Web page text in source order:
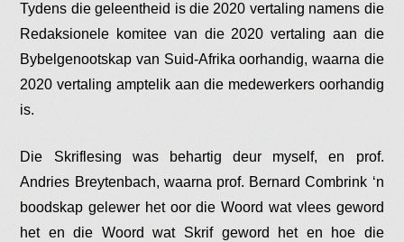
Tydens die geleentheid is die 2020 vertaling namens die
Redaksionele komitee van die 2020 vertaling aan die
Bybelgenootskap van Suid-Afrika oorhandig, waarna die
2020 vertaling amptelik aan die medewerkers oorhandig
is.
Die Skriflesing was behartig deur myself, en prof.
Andries Breytenbach, waarna prof. Bernard Combrink ‘n
boodskap gelewer het oor die Woord wat vlees geword
het en die Woord wat Skrif geword het en hoe die